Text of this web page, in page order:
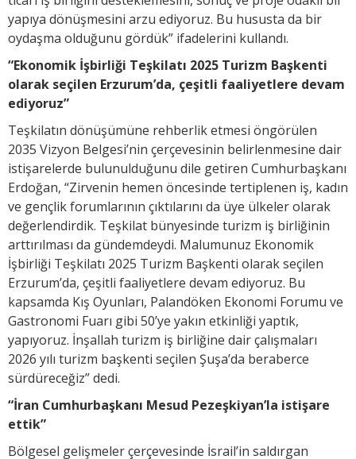
yapıya dönüşmesini arzu ediyoruz. Bu hususta da bir
oydaşma olduğunu gördük” ifadelerini kullandı.
“Ekonomik İşbirliği Teşkilatı 2025 Turizm Başkenti
olarak seçilen Erzurum’da, çeşitli faaliyetlere devam
ediyoruz”
Teşkilatın dönüşümüne rehberlik etmesi öngörülen
2035 Vizyon Belgesi’nin çerçevesinin belirlenmesine dair
istişarelerde bulunulduğunu dile getiren Cumhurbaşkanı
Erdoğan, “Zirvenin hemen öncesinde tertiplenen iş, kadın
ve gençlik forumlarının çıktılarını da üye ülkeler olarak
değerlendirdik. Teşkilat bünyesinde turizm iş birliğinin
arttırılması da gündemdeydi. Malumunuz Ekonomik
İşbirliği Teşkilatı 2025 Turizm Başkenti olarak seçilen
Erzurum’da, çeşitli faaliyetlere devam ediyoruz. Bu
kapsamda Kış Oyunları, Palandöken Ekonomi Forumu ve
Gastronomi Fuarı gibi 50’ye yakın etkinliği yaptık,
yapıyoruz. İnşallah turizm iş birliğine dair çalışmaları
2026 yılı turizm başkenti seçilen Şuşa’da beraberce
sürdüreceğiz” dedi.
“İran Cumhurbaşkanı Mesud Pezeşkiyan’la istişare
ettik”
Bölgesel gelişmeler çerçevesinde İsrail’in saldırgan